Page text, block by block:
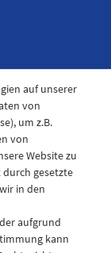
auf unserer
von
um z.B.
von
Website zu
gesetzte
in den
aufgrund
kann